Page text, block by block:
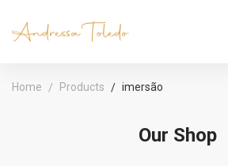
Home Products imersão
Our Shop